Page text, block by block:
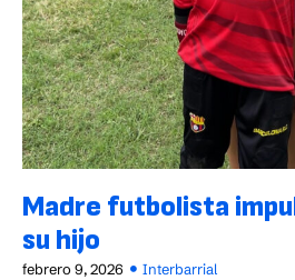
Madre futbolista
su hijo
febrero 9, 2026
Interbarrial